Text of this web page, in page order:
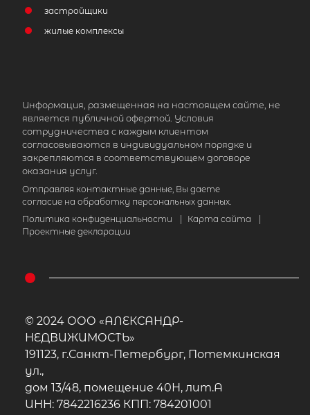
застройщики
жилые комплексы
Информация, размещенная на настоящем сайте, не
является публичной офертой. Условия
сотрудничества с каждым клиентом
согласовываются в индивидуальном порядке и
закрепляются в соответствующем договоре
оказания услуг.
Отправляя контактные данные, Вы даете
согласие на обработку персональных данных.
Политика конфиденциальности
Карта сайта
Проектные декларации
© 2024 ООО «АЛЕКСАНДР-
НЕДВИЖИМОСТЬ»
191123, г.Санкт-Петербург, Потемкинская
ул.,
дом 13/48, помещение 40Н, лит.А
ИНН: 7842216236 КПП: 784201001